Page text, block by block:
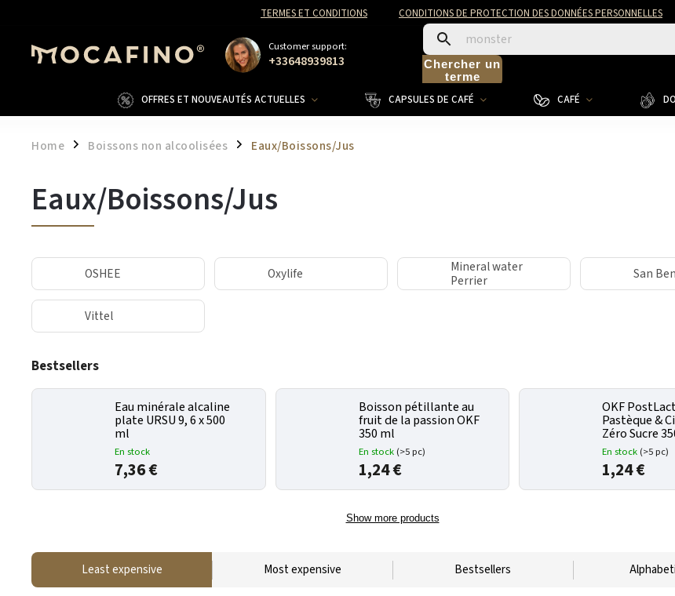
TERMES ET CONDITIONS CONDITIONS DE PROTECTION DES DONNÉES PERSONNELLES
Customer support:
+33648939813
Chercher un
terme
OFFRES ET NOUVEAUTÉS ACTUELLES CAPSULES DE CAFÉ CAFÉ
Home / Boissons non alcoolisées / Eaux/Boissons/Jus
Eaux/Boissons/Jus
OSHEE Oxylife
Mineral water
Perrier
San
Vittel
Bestsellers
Eau minérale alcaline
plate URSU 9, 6 x 500
ml
En stock
7,36 €
Boisson pétillante au
fruit de la passion OKF
350 ml
En stock (>5 pc)
1,24 €
OKF
Pastèque &
Zéro Sucre
En stock (>5 pc)
1,24 €
Show more products
Least expensive Most expensive Bestsellers